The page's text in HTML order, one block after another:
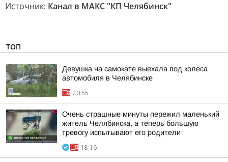
Источник: Канал в МАКС "КП Челябинск"
ТОП
Девушка на самокате выехала под колеса
автомобиля в Челябинске
20:55
Очень страшные минуты пережил маленький
житель Челябинска, а теперь большую
тревогу испытывают его родители
18:16